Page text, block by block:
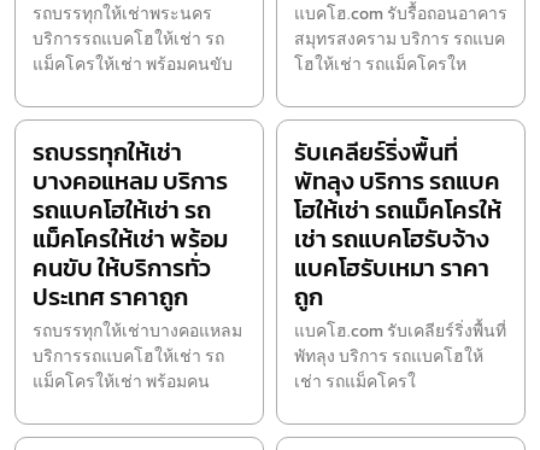
รถบรรทุกให้เช่าพระนคร
บริการรถแบคโฮให้เช่า รถ
แม็คโครให้เช่า พร้อมคนขับ
แบคโฮ.com รับรื้อถอนอาคาร
สมุทรสงคราม บริการ รถแบค
โฮให้เช่า รถแม็คโครให
รถบรรทุกให้เช่า
บางคอแหลม บริการ
รถแบคโฮให้เช่า รถ
แม็คโครให้เช่า พร้อม
คนขับ ให้บริการทั่ว
ประเทศ ราคาถูก
รถบรรทุกให้เช่าบางคอแหลม
บริการรถแบคโฮให้เช่า รถ
แม็คโครให้เช่า พร้อมคน
รับเคลียร์ริ่งพื้นที่
พัทลุง บริการ รถแบค
โฮให้เช่า รถแม็คโครให้
เช่า รถแบคโฮรับจ้าง
แบคโฮรับเหมา ราคา
ถูก
แบคโฮ.com รับเคลียร์ริ่งพื้นที่
พัทลุง บริการ รถแบคโฮให้
เช่า รถแม็คโครใ